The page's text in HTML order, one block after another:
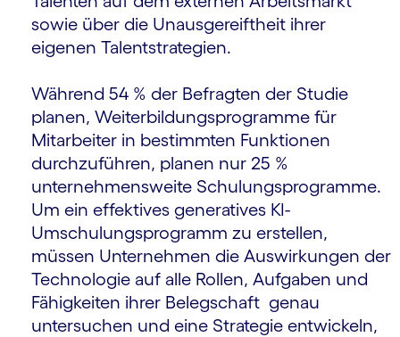
sowie über die Unausgereiftheit ihrer
eigenen Talentstrategien.
Während 54 % der Befragten der Studie
planen, Weiterbildungsprogramme für
Mitarbeiter in bestimmten Funktionen
durchzuführen, planen nur 25 %
unternehmensweite Schulungsprogramme.
Um ein effektives generatives KI-
Umschulungsprogramm zu erstellen,
müssen Unternehmen die Auswirkungen der
Technologie auf alle Rollen, Aufgaben und
Fähigkeiten ihrer Belegschaft genau
untersuchen und eine Strategie entwickeln,